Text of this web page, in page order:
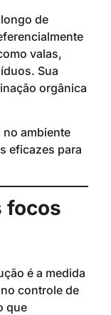
de
valas,
Sua
orgânica
ambiente
eficazes para
focos
é a medida
controle de
que